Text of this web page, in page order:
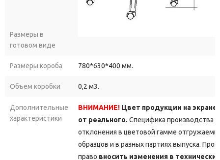
Размеры в
готовом виде
Размеры короба 780*630*400 мм.
Объем коробки 0,2 м3.
Дополнительные
характеристики
ВНИМАНИЕ! Цвет продукции на
от реального. Специфика производства
отклонения в цветовой гамме
образцов и в разных партиях выпуска.
право вносить изменения в